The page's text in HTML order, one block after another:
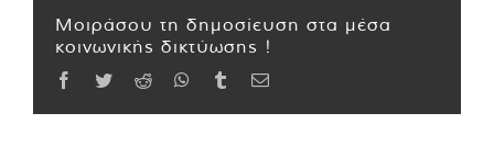
Μοιράσου τη δημοσίευση στα μέσα
κοινωνικής δικτύωσης !
Facebook
TwitterReddit WhatsApp
TumblrEmail